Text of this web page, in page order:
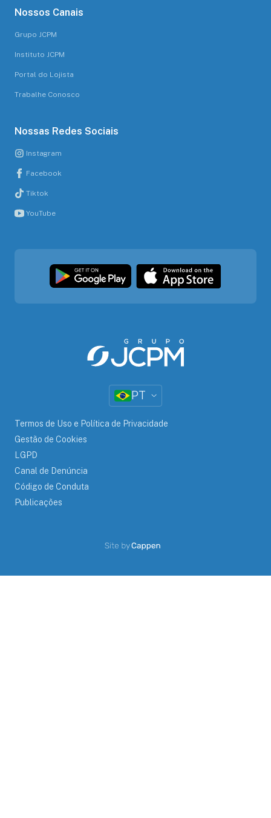
Nossos Canais
Grupo JCPM
Instituto JCPM
Portal do Lojista
Trabalhe Conosco
Nossas Redes Sociais
Instagram
Facebook
Tiktok
YouTube
PT
Termos de Uso e Política de Privacidade
Gestão de Cookies
LGPD
Canal de Denúncia
Código de Conduta
Publicações